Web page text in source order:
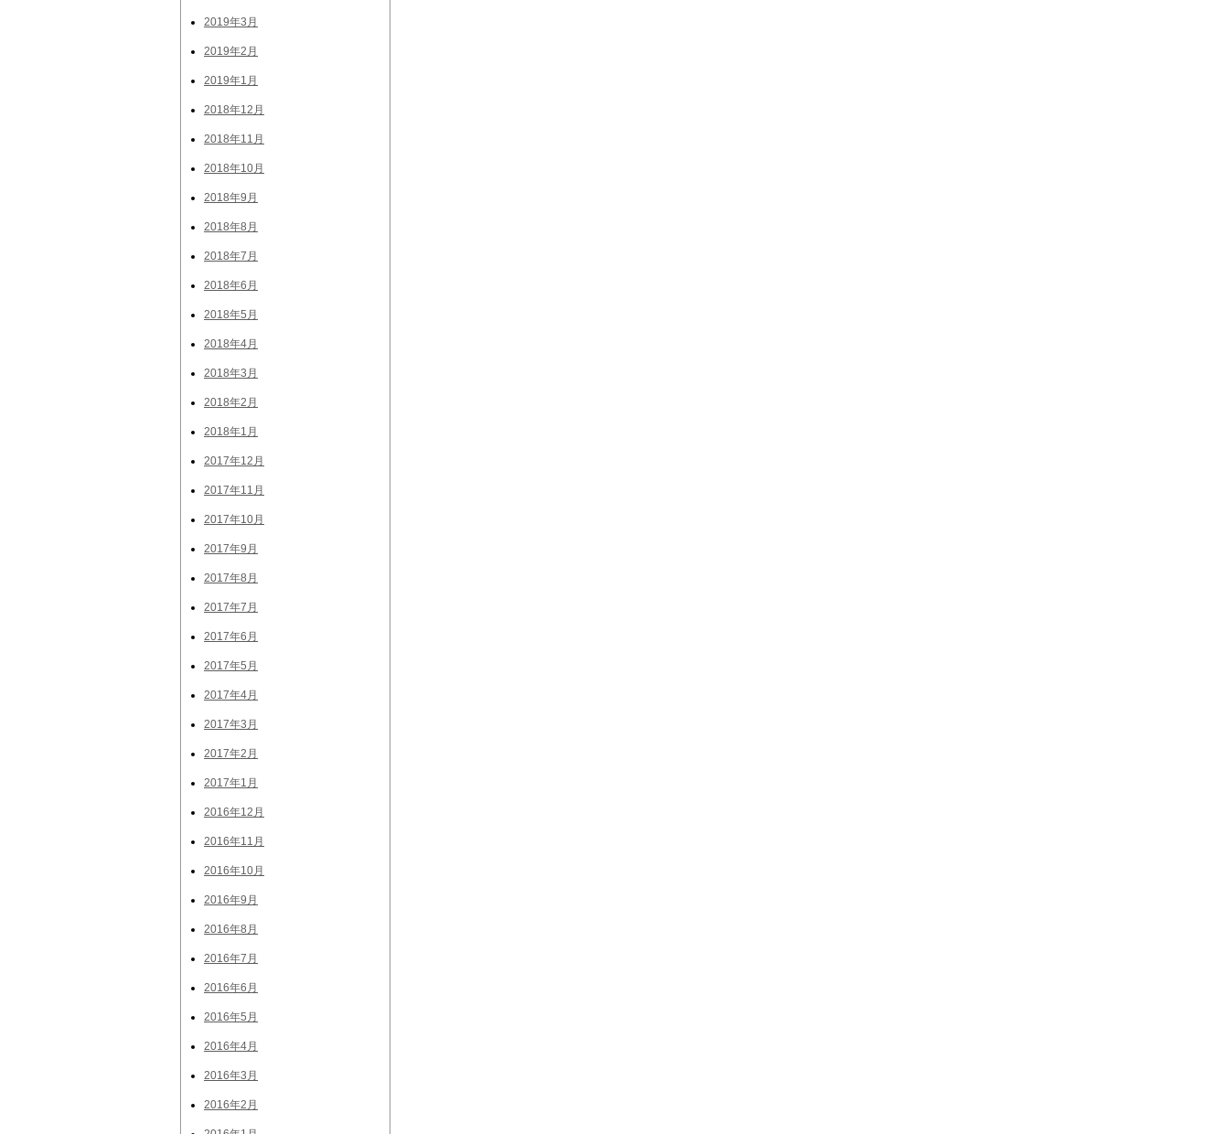
2019年3月
2019年2月
2019年1月
2018年12月
2018年11月
2018年10月
2018年9月
2018年8月
2018年7月
2018年6月
2018年5月
2018年4月
2018年3月
2018年2月
2018年1月
2017年12月
2017年11月
2017年10月
2017年9月
2017年8月
2017年7月
2017年6月
2017年5月
2017年4月
2017年3月
2017年2月
2017年1月
2016年12月
2016年11月
2016年10月
2016年9月
2016年8月
2016年7月
2016年6月
2016年5月
2016年4月
2016年3月
2016年2月